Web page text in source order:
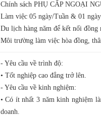
Chính sách PHỤ CẤP NGOẠI
Làm việc 05 ngày/Tuần & 01
Du lịch hàng năm để kết nối đồng
Môi trường làm việc hòa đồng,
- Yêu cầu về trình độ:
• Tốt nghiệp cao đẳng trở lên.
- Yêu cầu về kinh nghiệm:
• Có ít nhất 3 năm kinh nghiệm
doanh.